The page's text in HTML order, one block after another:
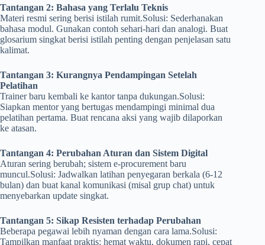
Tantangan 2: Bahasa yang Terlalu Teknis
Materi resmi sering berisi istilah rumit.Solusi: Sederhanakan
bahasa modul. Gunakan contoh sehari-hari dan analogi. Buat
glosarium singkat berisi istilah penting dengan penjelasan satu
kalimat.
Tantangan 3: Kurangnya Pendampingan Setelah
Pelatihan
Trainer baru kembali ke kantor tanpa dukungan.Solusi:
Siapkan mentor yang bertugas mendampingi minimal dua
pelatihan pertama. Buat rencana aksi yang wajib dilaporkan
ke atasan.
Tantangan 4: Perubahan Aturan dan Sistem Digital
Aturan sering berubah; sistem e-procurement baru
muncul.Solusi: Jadwalkan latihan penyegaran berkala (6-12
bulan) dan buat kanal komunikasi (misal grup chat) untuk
menyebarkan update singkat.
Tantangan 5: Sikap Resisten terhadap Perubahan
Beberapa pegawai lebih nyaman dengan cara lama.Solusi:
Tampilkan manfaat praktis: hemat waktu, dokumen rapi, cepat